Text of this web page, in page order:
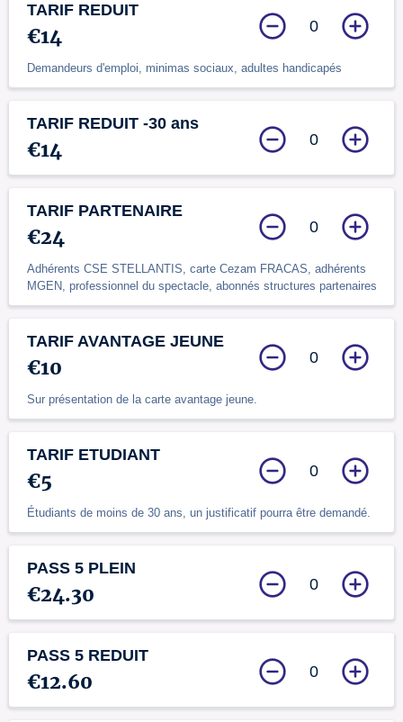
TARIF REDUIT
€14
Demandeurs d'emploi, minimas sociaux, adultes handicapés
0
TARIF REDUIT -30 ans
€14 0
TARIF PARTENAIRE
€24
Adhérents CSE STELLANTIS, carte Cezam FRACAS, adhérents
MGEN, professionnel du spectacle, abonnés structures partenaires
0
TARIF AVANTAGE JEUNE
€10
Sur présentation de la carte avantage jeune.
0
TARIF ETUDIANT
€5
Étudiants de moins de 30 ans, un justificatif pourra être demandé.
0
PASS 5 PLEIN
€24.30 0
PASS 5 REDUIT
€12.60 0